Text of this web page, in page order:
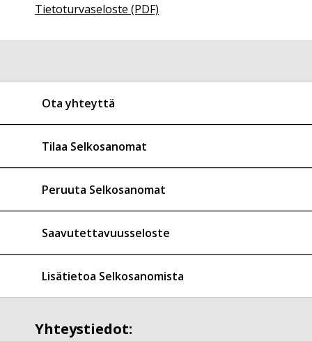
Tietoturvaseloste (PDF)
Ota yhteyttä
Tilaa Selkosanomat
Peruuta Selkosanomat
Saavutettavuusseloste
Lisätietoa Selkosanomista
Yhteystiedot: